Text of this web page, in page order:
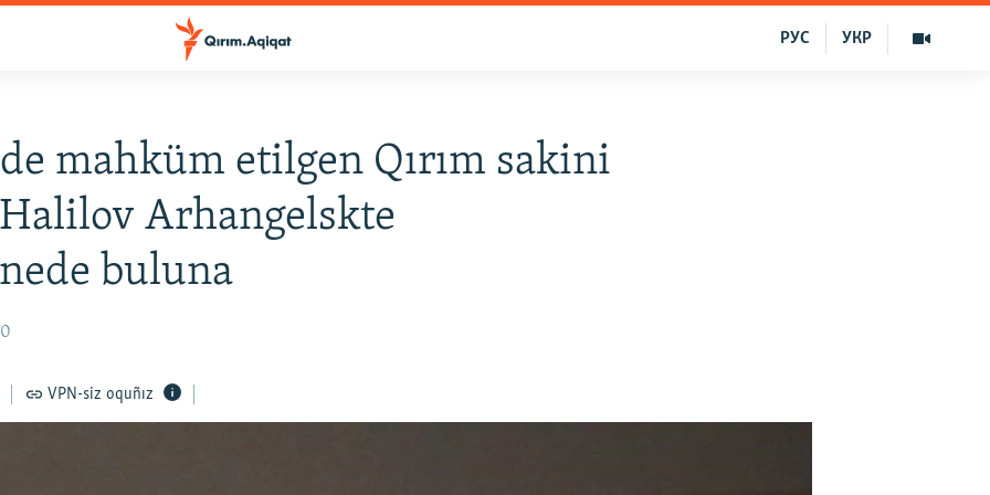
УКР
РУС
mahküm etilgen Qırım sakini
Arhangelskte
buluna
VPN-siz oquñız